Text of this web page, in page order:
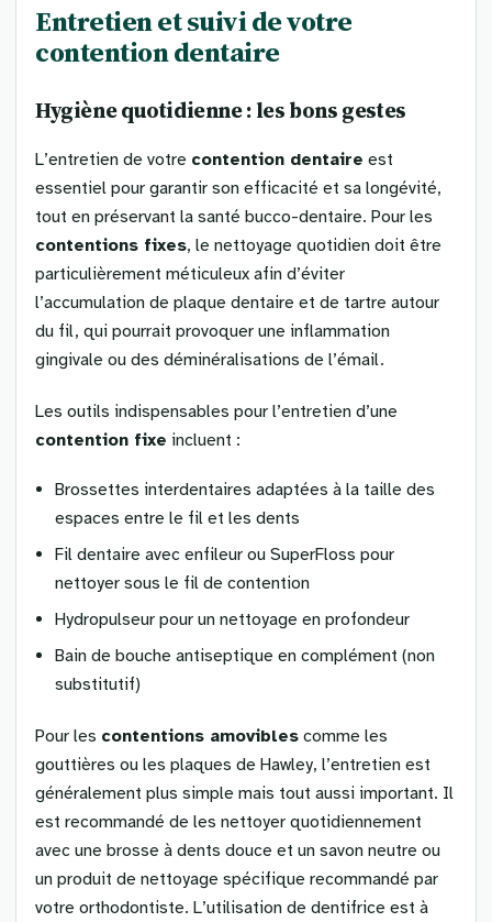
Entretien et suivi de votre
contention dentaire
Hygiène quotidienne : les bons gestes
L’entretien de votre contention dentaire est
essentiel pour garantir son efficacité et sa longévité,
tout en préservant la santé bucco-dentaire. Pour les
contentions fixes, le nettoyage quotidien doit être
particulièrement méticuleux afin d’éviter
l’accumulation de plaque dentaire et de tartre autour
du fil, qui pourrait provoquer une inflammation
gingivale ou des déminéralisations de l’émail.
Les outils indispensables pour l’entretien d’une
contention fixe incluent :
Brossettes interdentaires adaptées à la taille des
espaces entre le fil et les dents
Fil dentaire avec enfileur ou SuperFloss pour
nettoyer sous le fil de contention
Hydropulseur pour un nettoyage en profondeur
Bain de bouche antiseptique en complément (non
substitutif)
Pour les contentions amovibles comme les
gouttières ou les plaques de Hawley, l’entretien est
généralement plus simple mais tout aussi important. Il
est recommandé de les nettoyer quotidiennement
avec une brosse à dents douce et un savon neutre ou
un produit de nettoyage spécifique recommandé par
votre orthodontiste. L’utilisation de dentifrice est à